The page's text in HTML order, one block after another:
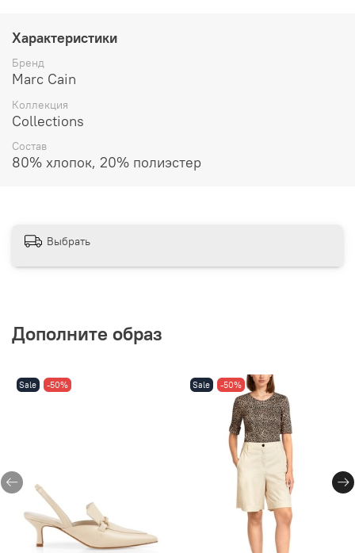
Характеристики
Бренд
Marc Cain
Коллекция
Collections
Состав
80% хлопок, 20% полиэстер
Выбрать
Дополните образ
Sale -50% Sale -50%